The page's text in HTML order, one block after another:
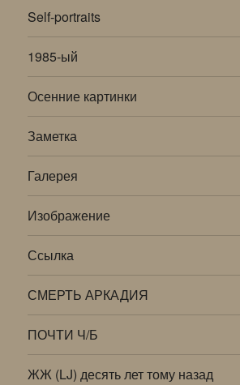
Self-portraits
1985-ый
Осенние картинки
Заметка
Галерея
Изображение
Ссылка
СМЕРТЬ АРКАДИЯ
ПОЧТИ Ч/Б
ЖЖ (LJ) десять лет тому назад